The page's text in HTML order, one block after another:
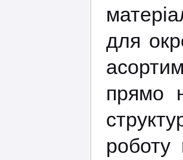
для
прямо
роботу